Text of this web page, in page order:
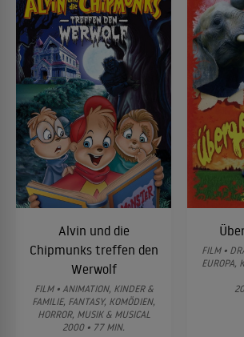
Alvin und die
Chipmunks treffen den
Werwolf
FILM • ANIMATION, KINDER &
FAMILIE, FANTASY, KOMÖDIEN,
HORROR, MUSIK & MUSICAL
2000 • 77 MIN.
FILM •
EUROPA,